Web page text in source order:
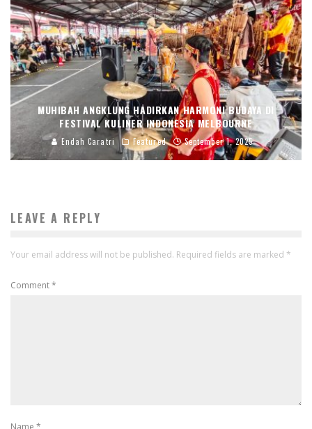
MUHIBAH ANGKLUNG HADIRKAN HARMONI BUDAYA DI
FESTIVAL KULINER INDONESIA MELBOURNE
Endah Caratri Featured September 1, 2025
LEAVE A REPLY
Your email address will not be published. Required fields are marked *
Comment*
Name *